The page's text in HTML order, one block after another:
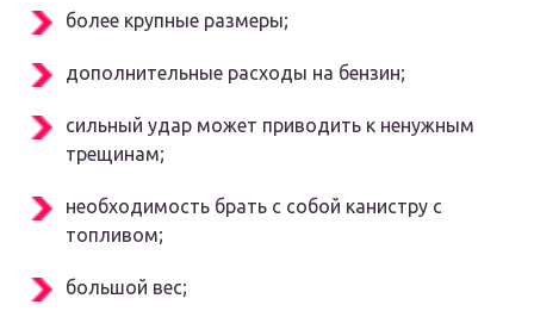
более крупные размеры;
дополнительные расходы на бензин;
сильный удар может приводить к ненужным
трещинам;
необходимость брать с собой канистру с
топливом;
большой вес;